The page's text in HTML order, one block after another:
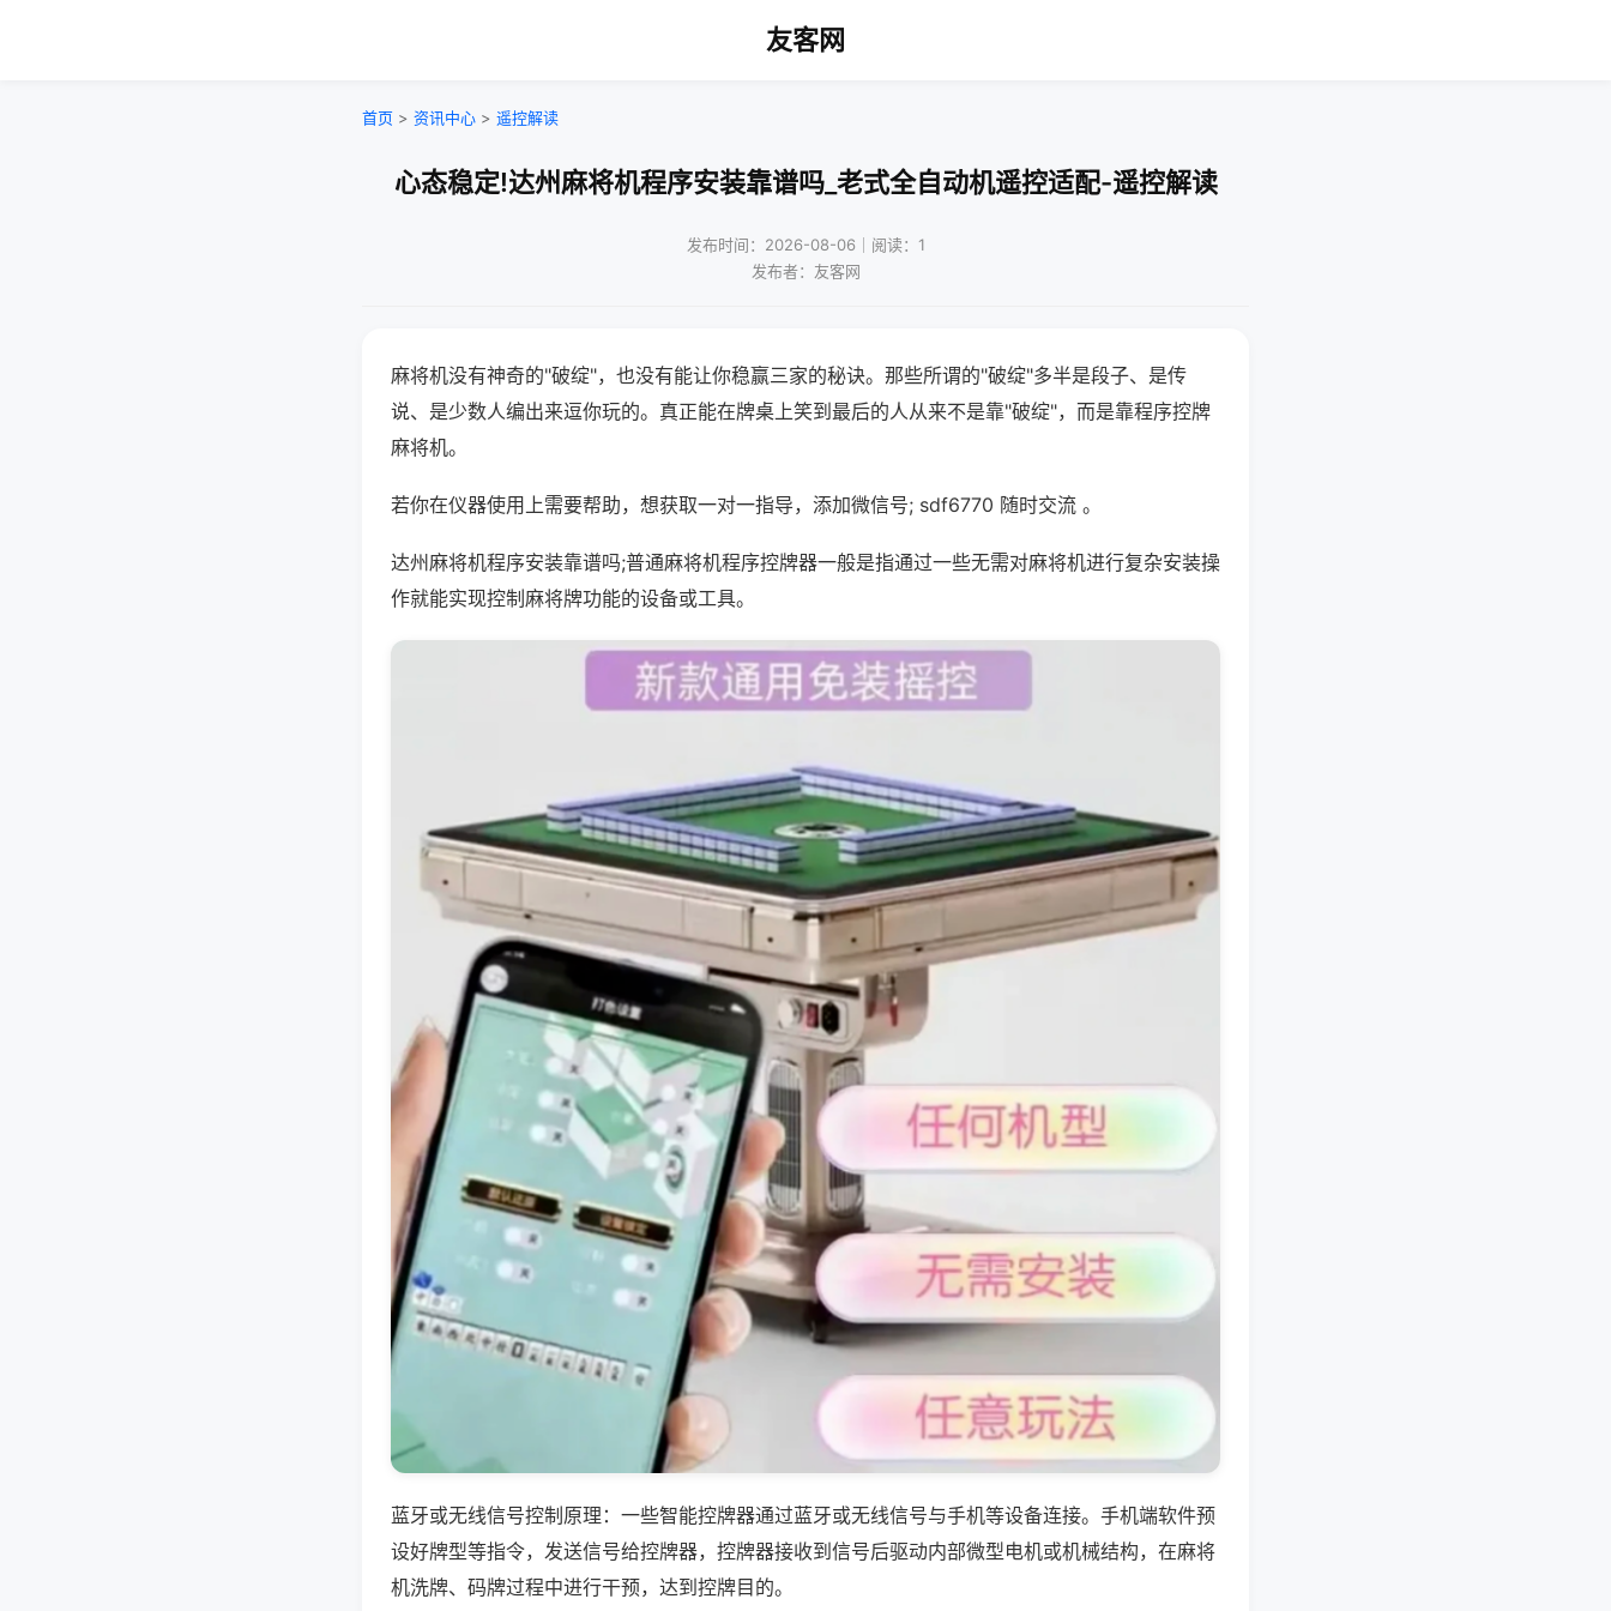
友客网
首页 > 资讯中心 > 遥控解读
心态稳定!达州麻将机程序安装靠谱吗_老式全自动机遥控适配-遥控解读
发布时间：2026-08-06｜阅读：1
发布者：友客网
麻将机没有神奇的"破绽"，也没有能让你稳赢三家的秘诀。那些所谓的"破绽"多半是段子、是传
说、是少数人编出来逗你玩的。真正能在牌桌上笑到最后的人从来不是靠"破绽"，而是靠程序控牌
麻将机。
若你在仪器使用上需要帮助，想获取一对一指导，添加微信号; sdf6770 随时交流 。
达州麻将机程序安装靠谱吗;普通麻将机程序控牌器一般是指通过一些无需对麻将机进行复杂安装操
作就能实现控制麻将牌功能的设备或工具。
蓝牙或无线信号控制原理：一些智能控牌器通过蓝牙或无线信号与手机等设备连接。手机端软件预
设好牌型等指令，发送信号给控牌器，控牌器接收到信号后驱动内部微型电机或机械结构，在麻将
机洗牌、码牌过程中进行干预，达到控牌目的。